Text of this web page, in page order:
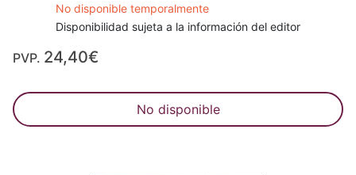
No disponible temporalmente
Disponibilidad sujeta a la información del editor
PVP. 24,40€
No disponible